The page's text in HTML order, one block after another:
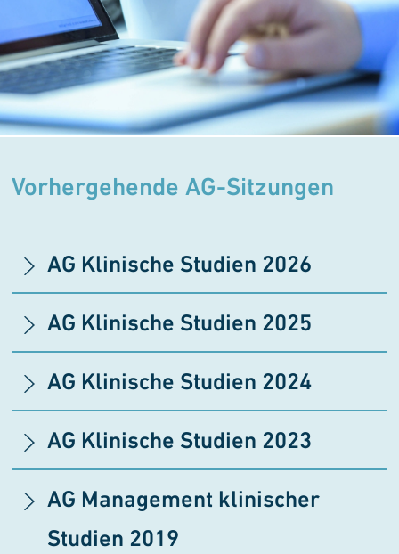
Vorhergehende AG-Sitzungen
AG Klinische Studien 2026
AG Klinische Studien 2025
AG Klinische Studien 2024
AG Klinische Studien 2023
AG Management klinischer
Studien 2019